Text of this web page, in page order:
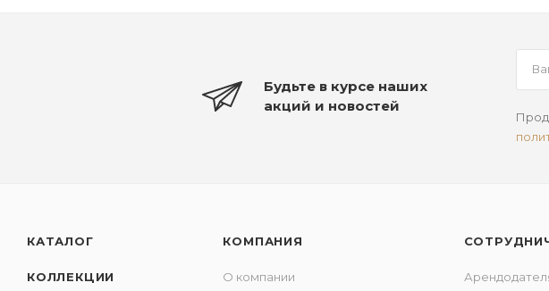
Будьте в курсе наших
акций и новостей
КАТАЛОГ
КОЛЛЕКЦИИ
КОМПАНИЯ
О компании